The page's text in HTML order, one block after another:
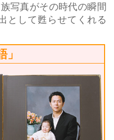
写真がその時代の瞬間
として甦らせてくれる